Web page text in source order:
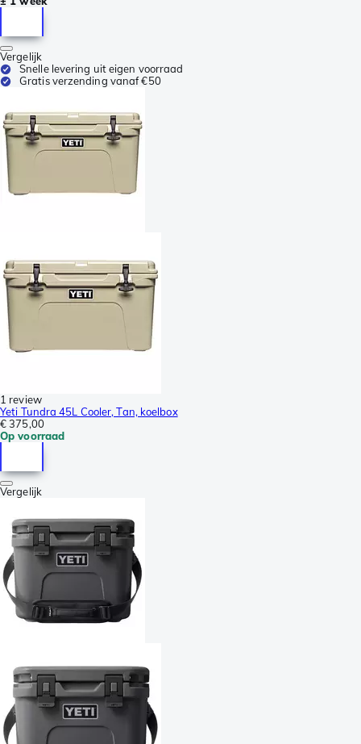
Vergelijk
Snelle levering uit eigen voorraad
Gratis verzending vanaf €50
1 review
Yeti Tundra 45L Cooler, Tan, koelbox
€ 375,00
Op voorraad
Vergelijk